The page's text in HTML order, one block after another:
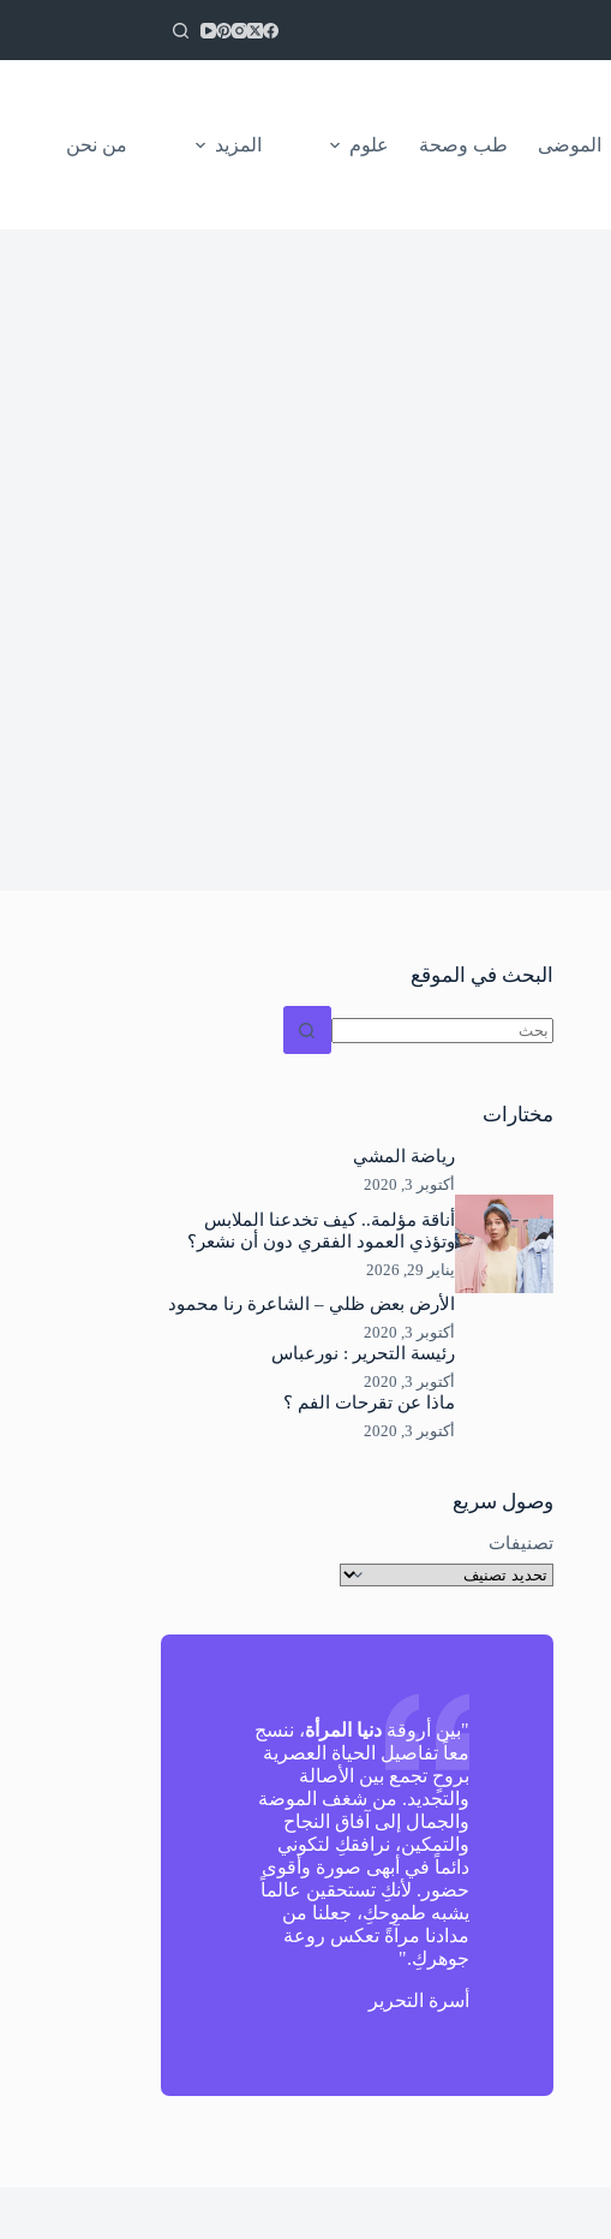
الموضى طب وصحة علوم المزيد من نحن
البحث في الموقع
نتائج
مختارات
رياضة المشي
أكتوبر 3, 2020
أناقة مؤلمة.. كيف تخدعنا الملابس
وتؤذي العمود الفقري دون أن نشعر؟
يناير 29, 2026
الأرض بعض ظلي – الشاعرة رنا محمود
أكتوبر 3, 2020
رئيسة التحرير : نورعباس
أكتوبر 3, 2020
ماذا عن تقرحات الفم ؟
أكتوبر 3, 2020
وصول سريع
تصنيفات
"بين أروقةدنيا المرأة، ننسج
معاً تفاصيل الحياة العصرية
بروحٍ تجمع بين الأصالة
والتجديد. من شغف الموضة
والجمال إلى آفاق النجاح
والتمكين، نرافقكِ لتكوني
دائماً في أبهى صورة وأقوى
حضور. لأنكِ تستحقين عالماً
يشبه طموحكِ، جعلنا من
مدادنا مرآةً تعكس روعة
جوهركِ."
أسرة التحرير